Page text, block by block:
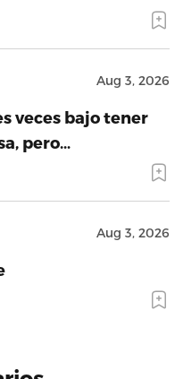
Aug 3, 2026
veces bajo tener
pero…
Aug 3, 2026